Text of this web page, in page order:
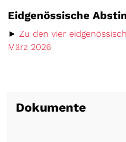
Eidgenössische
► Zu den vier
März 2026
Dokumente